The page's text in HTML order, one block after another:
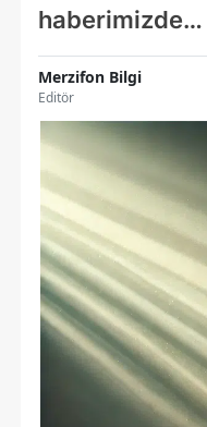
haberimizde…
Merzifon Bilgi
Editör